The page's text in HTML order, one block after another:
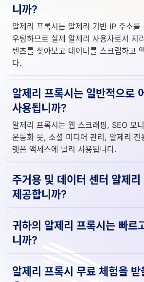
니까?
알제리 프록시는 알제리 기반 IP 주소를
우팅하므로 실제 알제리 사용자로서 지
텐츠를 찾아보고 데이터를 스크랩하고
다.
알제리 프록시는 일반적으로
사용됩니까?
알제리 프록시는 웹 스크래핑, SEO 모
운동화 봇, 소셜 미디어 관리, 알제리 전
랫폼 액세스에 널리 사용됩니다.
주거용 및 데이터 센터 알제리
제공합니까?
귀하의 알제리 프록시는 빠르
니까?
알제리 프록시 무료 체험을